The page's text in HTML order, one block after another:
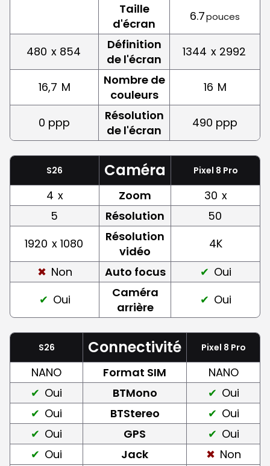
Taille
d'écran
6.7pouces
480 x 854
Définition
de l'écran
1344 x 2992
16,7 M
Nombre de
couleurs
16 M
0 ppp
Résolution
de l'écran
490 ppp
S26 Caméra Pixel 8 Pro
4 x Zoom 30 x
5
Résolution
50
1920 x 1080
Résolution
vidéo
4K
Non
Auto focus
Oui
Oui
Caméra
arrière
Oui
S26 Connectivité Pixel 8 Pro
NANO Format SIM
NANO
Oui
BTMono
Oui
Oui
BTStereo
Oui
Oui
GPS
Oui
Oui
Jack
Non